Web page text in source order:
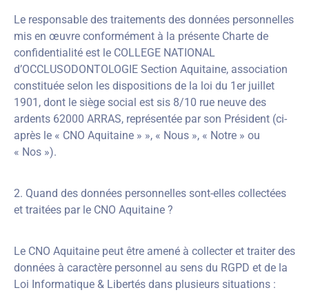
Le responsable des traitements des données personnelles
mis en œuvre conformément à la présente Charte de
confidentialité est le COLLEGE NATIONAL
d’OCCLUSODONTOLOGIE Section Aquitaine, association
constituée selon les dispositions de la loi du 1er juillet
1901, dont le siège social est sis 8/10 rue neuve des
ardents 62000 ARRAS, représentée par son Président (ci-
après le « CNO Aquitaine » », « Nous », « Notre » ou
« Nos »).
2. Quand des données personnelles sont-elles collectées
et traitées par le CNO Aquitaine ?
Le CNO Aquitaine peut être amené à collecter et traiter des
données à caractère personnel au sens du RGPD et de la
Loi Informatique & Libertés dans plusieurs situations :